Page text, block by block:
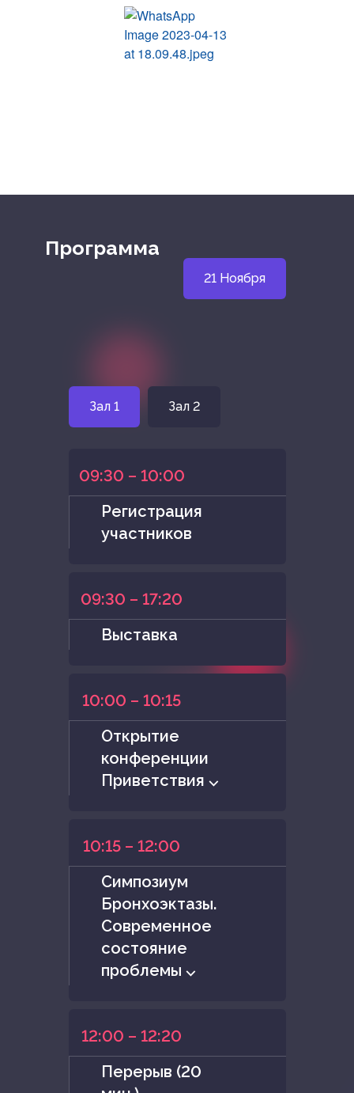
Программа
21 Ноября
Зал 1 Зал 2
09:30 – 10:00
Регистрация
участников
09:30 – 17:20
Выставка
10:00 – 10:15
Открытие
конференции
Приветствия ⌵
10:15 – 12:00
Симпозиум
Бронхоэктазы.
Современное
состояние
проблемы ⌵
12:00 – 12:20
Перерыв (20